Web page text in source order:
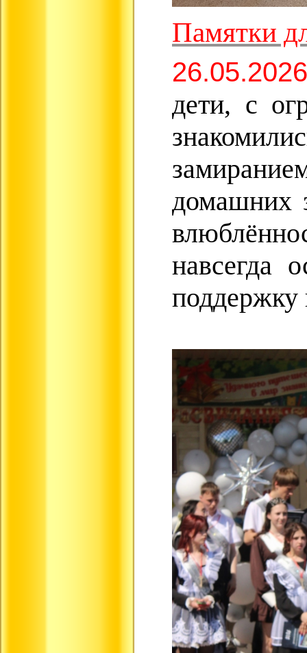
Памятки
дети, с
домашних
навсегда
поддержку